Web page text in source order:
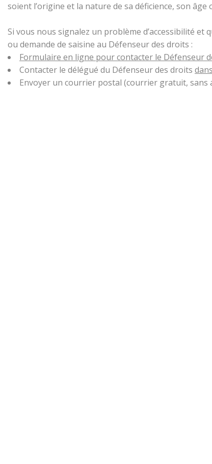
soient l’origine et la nature de sa déficience, son âge
Si vous nous signalez un problème d’accessibilité
ou demande de saisine au Défenseur des droits :
Formulaire en ligne pour contacter le Défenseur
Contacter le délégué du Défenseur des droits
Envoyer un courrier postal (courrier gratuit, sans